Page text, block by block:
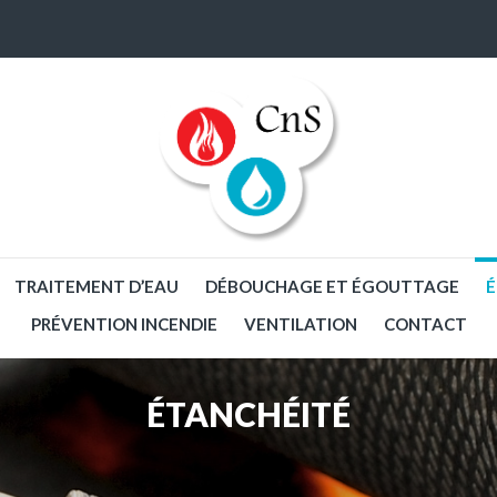
TRAITEMENT D’EAU DÉBOUCHAGE ET ÉGOUTTAGE
PRÉVENTION INCENDIE
VENTILATION CONTACT
ÉTANCHÉITÉ